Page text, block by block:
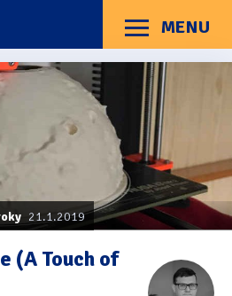
MENU
Kontakt
21.1.2019
(A Touch of